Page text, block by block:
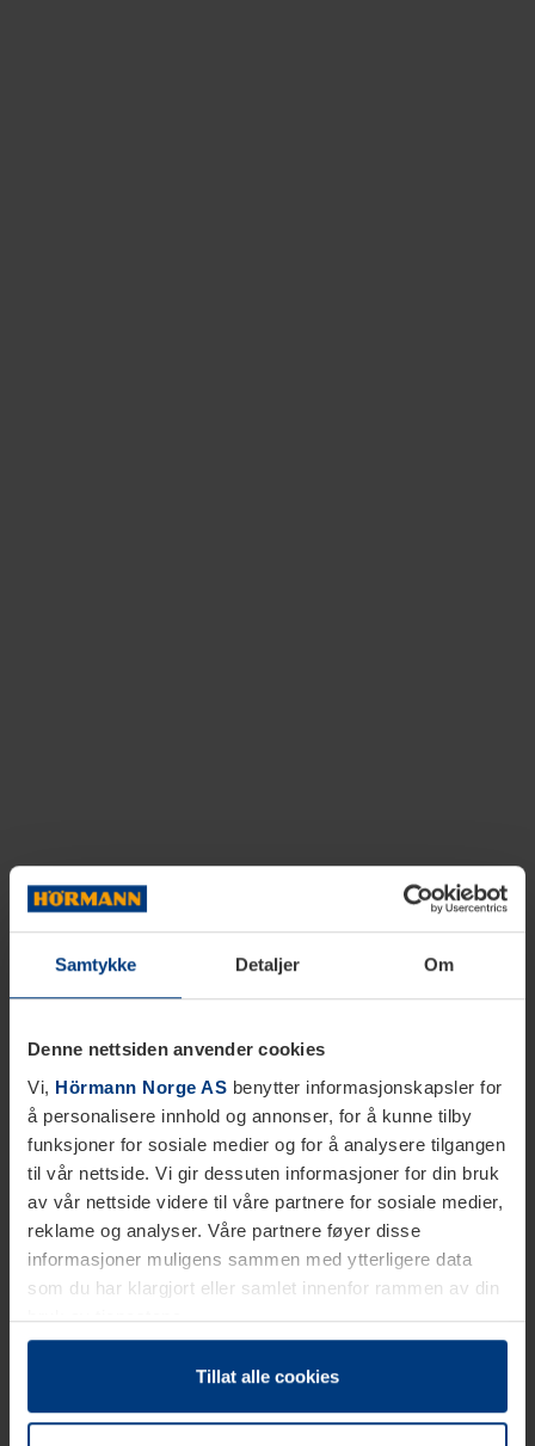
Samtykke Detaljer Om
Denne nettsiden anvender cookies
Vi, Hörmann Norge AS benytter informasjonskapsler for
å personalisere innhold og annonser, for å kunne tilby
funksjoner for sosiale medier og for å analysere tilgangen
til vår nettside. Vi gir dessuten informasjoner for din bruk
av vår nettside videre til våre partnere for sosiale medier,
reklame og analyser. Våre partnere føyer disse
informasjoner muligens sammen med ytterligere data
som du har klargjort eller samlet innenfor rammen av din
bruk av tjenestene.
Etter loven kan vi lagre informasjonskapsler på din
datamaskin, hvis disse er absolutt nødvendig for drift av
trenger vi din tillatelse. Du kan når som helst endre eller
Tillat alle cookies